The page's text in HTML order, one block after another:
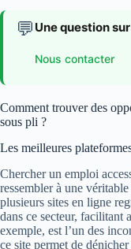
💬 Une question
Nous contacter
Comment trouver des
sous pli ?
Les meilleures
Chercher un emploi
ressembler à une
plusieurs sites en ligne
dans ce secteur, facilitant
exemple, est l’un des
ce site permet de